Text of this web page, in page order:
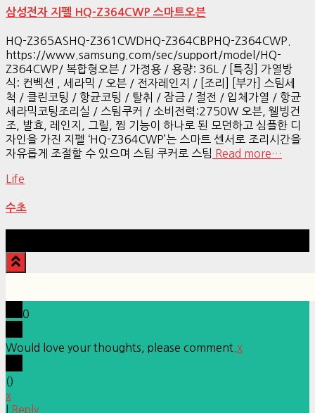
삼성전자 지펠 HQ-Z364CWP 스마트오븐
HQ-Z365ASHQ-Z361CWDHQ-Z364CBPHQ-Z364CWP.
https://www.samsung.com/sec/support/model/HQ-
Z364CWP/ 복합형오븐 / 가정용 / 용량: 36L / [특징] 가열방
식: 컨벡션 , 세라믹 / 오븐 / 전자레인지 / [조리] [부가] 스팀세
척 / 클린코팅 / 항균코팅 / 탈취 / 잠금 / 절전 / 입체가열 / 항균
세라믹코팅조리실 / 스팀쿠커 / 소비전력:2750W 오븐, 웰빙건
조, 발효, 레인지, 그릴, 찜 기능이 하나로 된 모던하고 심플한 디
자인을 가진 지펠 ‘HQ-Z364CWP’는 스마트 센서로 조리시간을
자유롭게 조절할 수 있으며 스팀 쿠커로 스팀 Read more…
Life
수초
0
Would love your thoughts, please comment. x
()
x
Reply